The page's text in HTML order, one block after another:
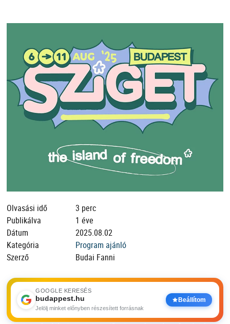
Olvasási idő
3 perc
Publikálva
1 éve
Dátum
2025.08.02
Kategória
Program ajánló
Szerző
Budai Fanni
GOOGLE KERESÉS
budappest.hu
Jelölj minket előnyben részesített forrásnak
Beállítom